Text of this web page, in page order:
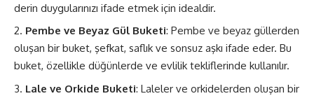
derin duygularınızı ifade etmek için idealdir.
Pembe ve Beyaz Gül Buketi: Pembe ve beyaz güllerden
oluşan bir buket, şefkat, saflık ve sonsuz aşkı ifade eder. Bu
buket, özellikle düğünlerde ve evlilik tekliflerinde kullanılır.
Lale ve Orkide Buketi: Laleler ve orkidelerden oluşan bir